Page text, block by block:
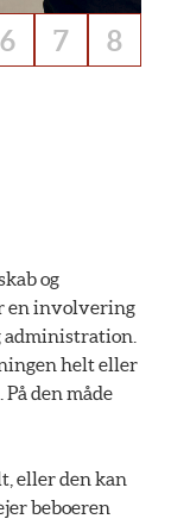
6 7 8
og
en involvering
administration.
helt eller
den måde
eller den kan
beboeren